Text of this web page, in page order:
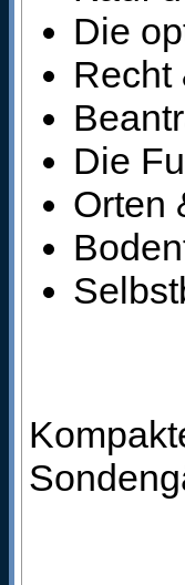
Die
Recht
Die
Orten